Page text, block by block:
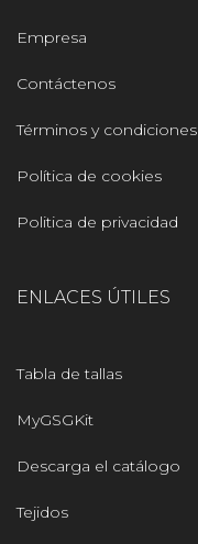
Empresa
Contáctenos
Términos y condiciones
Política de cookies
Politica de privacidad
ENLACES ÚTILES
Tabla de tallas
MyGSGKit
Descarga el catálogo
Tejidos